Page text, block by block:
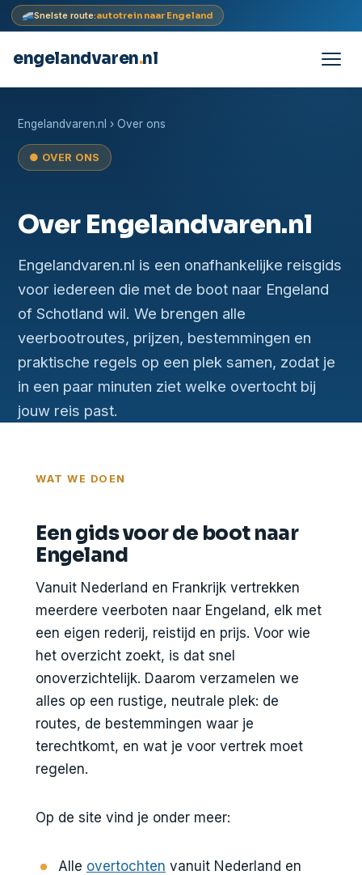
Snelste route:autotrein naar Engeland
engelandvaren.nl
naar
inhoud
Engelandvaren.nl › Over ons
● OVER ONS
Over Engelandvaren.nl
Engelandvaren.nl is een onafhankelijke reisgids
voor iedereen die met de boot naar Engeland
of Schotland wil. We brengen alle
veerbootroutes, prijzen, bestemmingen en
praktische regels op een plek samen, zodat je
in een paar minuten ziet welke overtocht bij
jouw reis past.
WAT WE DOEN
Een gids voor de boot naar
Engeland
Vanuit Nederland en Frankrijk vertrekken
meerdere veerboten naar Engeland, elk met
een eigen rederij, reistijd en prijs. Voor wie
het overzicht zoekt, is dat snel
onoverzichtelijk. Daarom verzamelen we
alles op een rustige, neutrale plek: de
routes, de bestemmingen waar je
terechtkomt, en wat je voor vertrek moet
regelen.
Op de site vind je onder meer:
Alle overtochten vanuit Nederland en